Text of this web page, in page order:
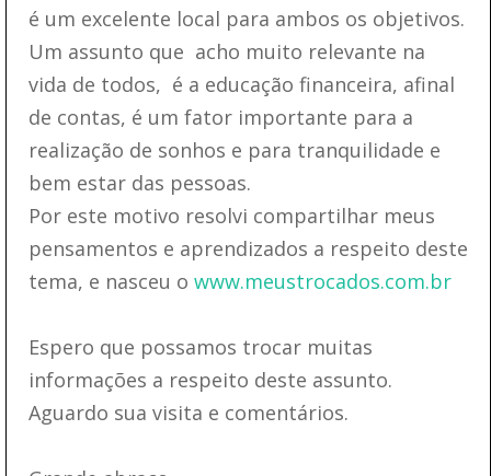
é um excelente local para ambos os objetivos.
Um assunto que acho muito relevante na
vida de todos, é a educação financeira, afinal
de contas, é um fator importante para a
realização de sonhos e para tranquilidade e
bem estar das pessoas.
Por este motivo resolvi compartilhar meus
pensamentos e aprendizados a respeito deste
tema, e nasceu o www.meustrocados.com.br
Espero que possamos trocar muitas
informações a respeito deste assunto.
Aguardo sua visita e comentários.